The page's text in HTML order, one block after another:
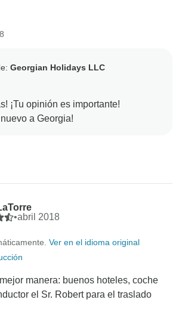
Georgian Holidays LLC
¡Tu opinión es importante!
•abril 2018
Ver en el idioma original
manera: buenos hoteles, coche
el Sr. Robert para el traslado